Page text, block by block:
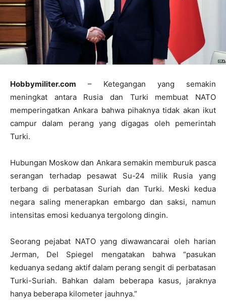
Hobbymiliter.com – Ketegangan yang semakin
meningkat antara Rusia dan Turki membuat NATO
memperingatkan Ankara bahwa pihaknya tidak akan ikut
campur dalam perang yang digagas oleh pemerintah
Turki.
Hubungan Moskow dan Ankara semakin memburuk pasca
serangan terhadap pesawat Su-24 milik Rusia yang
terbang di perbatasan Suriah dan Turki. Meski kedua
negara saling menerapkan embargo dan saksi, namun
intensitas emosi keduanya tergolong dingin.
Seorang pejabat NATO yang diwawancarai oleh harian
Jerman, Del Spiegel mengatakan bahwa “pasukan
keduanya sedang aktif dalam perang sengit di perbatasan
Turki-Suriah. Bahkan dalam beberapa kasus, jaraknya
hanya beberapa kilometer jauhnya.”